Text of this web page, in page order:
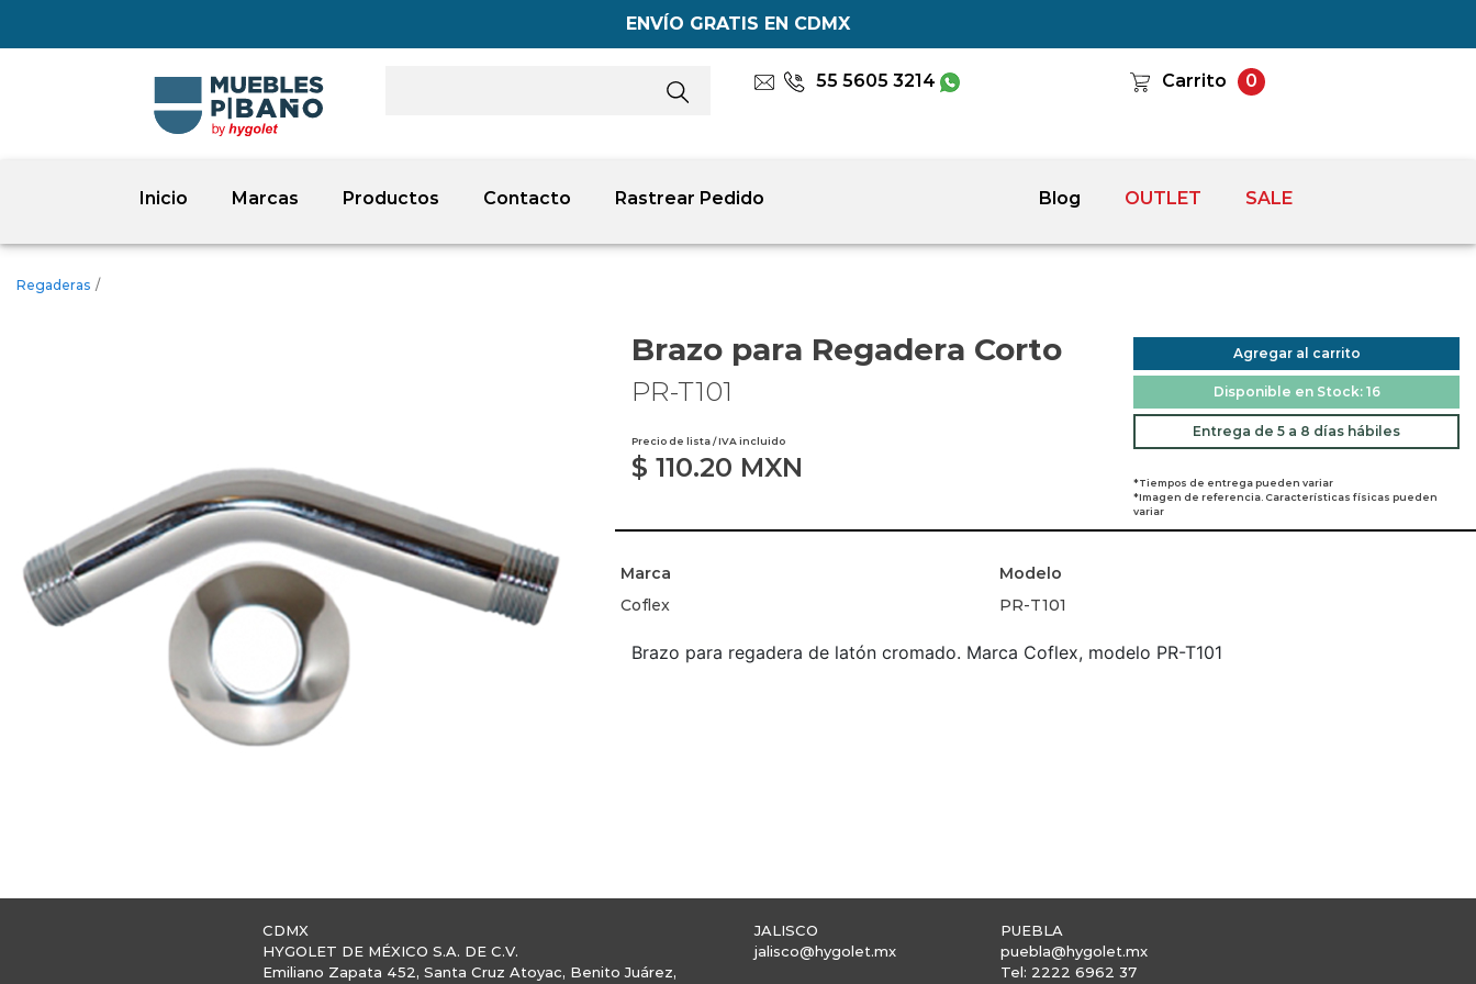
ENVÍO GRATIS EN CDMX
55 5605 3214 Carrito 0
Inicio Marcas Productos Contacto Rastrear Pedido Blog OUTLET SALE
Regaderas /
Brazo para Regadera Corto
PR-T101
Precio de lista / IVA incluido
$ 110.20 MXN
Agregar al carrito
Disponible en Stock: 16
Entrega de 5 a 8 días hábiles
*Tiempos de entrega pueden variar
*Imagen de referencia. Características físicas pueden
variar
Marca
Modelo
Coflex
PR-T101
Brazo para regadera de latón cromado. Marca Coflex, modelo PR-T101
CDMX
HYGOLET DE MÉXICO S.A. DE C.V.
Emiliano Zapata 452, Santa Cruz Atoyac, Benito Juárez,
JALISCO
jalisco@hygolet.mx
PUEBLA
puebla@hygolet.mx
Tel: 2222 6962 37